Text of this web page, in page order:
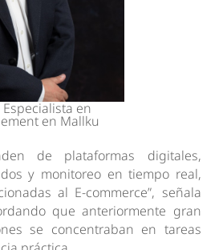
en
en Mallku
de plataformas digitales,
y monitoreo en tiempo real,
al E-commerce”, señala
que anteriormente gran
se concentraban en tareas